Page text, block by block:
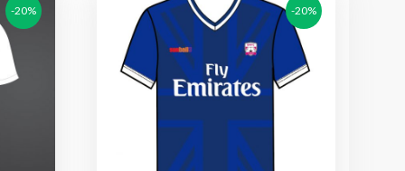
-20% -20%